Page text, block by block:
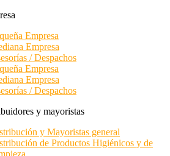
Empresa
Empresa
/ Despachos
Empresa
Empresa
/ Despachos
y mayoristas
y Mayoristas general
de Productos Higiénicos y de